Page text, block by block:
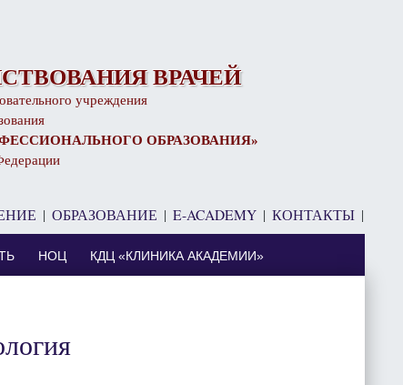
ВРАЧЕЙ
учреждения
ОБРАЗОВАНИЯ»
| ОБРАЗОВАНИЕ | E-ACADEMY | КОНТАКТЫ |
НОЦ КДЦ «КЛИНИКА АКАДЕМИИ»